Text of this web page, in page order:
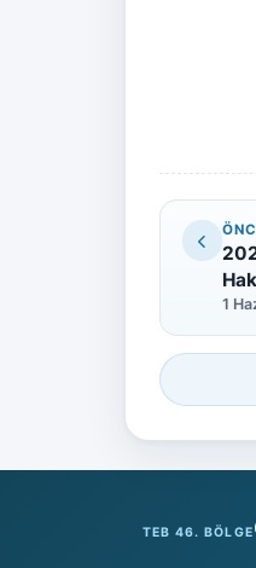
1
TEB 46. BÖLGE